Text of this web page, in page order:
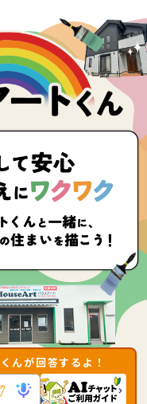
んが回答するよ！